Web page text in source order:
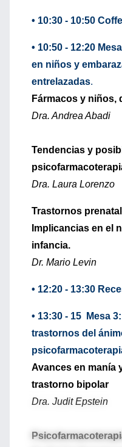
• 10:30 - 10:50
• 10:50 - 12:20
en niños y
entrelazadas.
Fármacos y niños,
Dra. Andrea Abadi
Tendencias y
Dra. Laura Lorenzo
Trastornos
Implicancias en el
infancia.
Dr. Mario Levin
• 12:20 - 13:30
• 13:30 - 15 Mesa
trastornos del
Avances en manía
trastorno bipolar
Dra. Judit Epstein